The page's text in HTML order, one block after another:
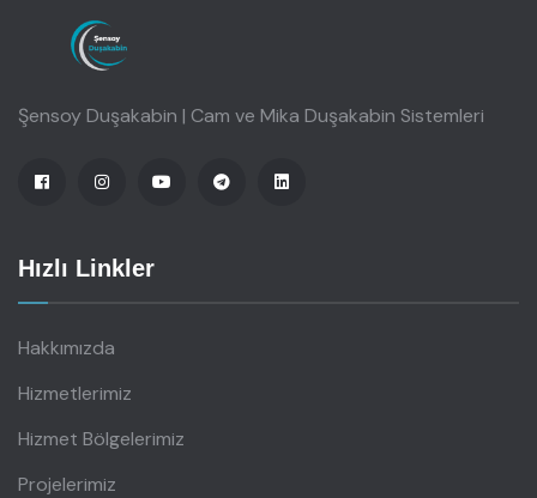
Şensoy Duşakabin | Cam ve Mika Duşakabin Sistemleri
Hızlı Linkler
Hakkımızda
Hizmetlerimiz
Hizmet Bölgelerimiz
Projelerimiz